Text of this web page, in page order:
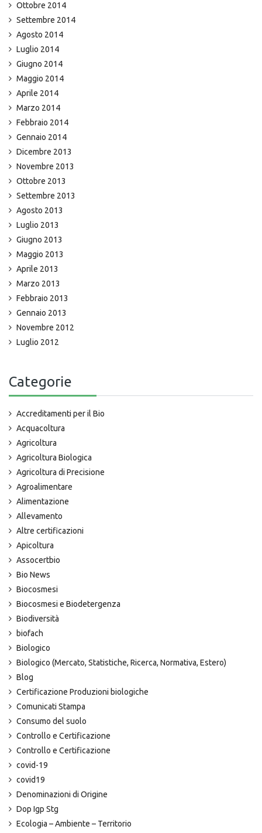
Ottobre 2014
Settembre 2014
Agosto 2014
Luglio 2014
Giugno 2014
Maggio 2014
Aprile 2014
Marzo 2014
Febbraio 2014
Gennaio 2014
Dicembre 2013
Novembre 2013
Ottobre 2013
Settembre 2013
Agosto 2013
Luglio 2013
Giugno 2013
Maggio 2013
Aprile 2013
Marzo 2013
Febbraio 2013
Gennaio 2013
Novembre 2012
Luglio 2012
Categorie
Accreditamenti per il Bio
Acquacoltura
Agricoltura
Agricoltura Biologica
Agricoltura di Precisione
Agroalimentare
Alimentazione
Allevamento
Altre certificazioni
Apicoltura
Assocertbio
Bio News
Biocosmesi
Biocosmesi e Biodetergenza
Biodiversità
biofach
Biologico
Biologico (Mercato, Statistiche, Ricerca, Normativa, Estero)
Blog
Certificazione Produzioni biologiche
Comunicati Stampa
Consumo del suolo
Controllo e Certificazione
Controllo e Certificazione
covid-19
covid19
Denominazioni di Origine
Dop Igp Stg
Ecologia – Ambiente – Territorio